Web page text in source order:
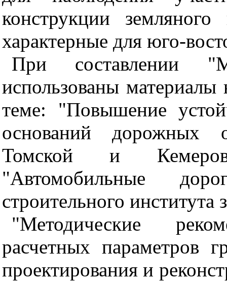
конструкции
характерные для юго-
При составлении
использованы материалы
теме: "Повышение
оснований дорожных
Томской и
"Автомобильные
строительного института
"Методические
расчетных параметров
проектирования и